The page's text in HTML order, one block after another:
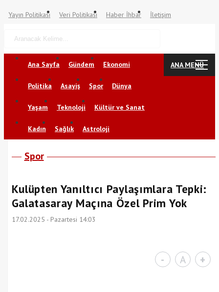
Yayın Politikası Veri Politikası Haber İhbar İletişim
Ana Sayfa Gündem Ekonomi
Politika Asayiş Spor Dünya
Yaşam Teknoloji Kültür ve Sanat
Kadın Sağlık Astroloji
ANA MENÜ
Spor
Kulüpten Yanıltıcı Paylaşımlara Tepki:
Galatasaray Maçına Özel Prim Yok
17.02.2025 - Pazartesi 14:03
- A +